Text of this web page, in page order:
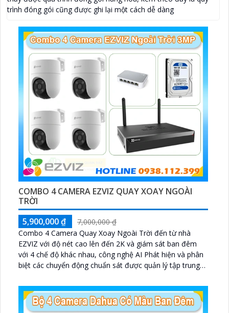
trình đóng gói cũng được ghi lại một cách dễ dàng
COMBO 4 CAMERA EZVIZ QUAY XOAY NGOÀI
TRỜI
5,900,000 ₫
7,000,000 ₫
Combo 4 Camera Quay Xoay Ngoài Trời đến từ nhà
EZVIZ với độ nét cao lên đến 2K và giám sát ban đêm
với 4 chế độ khác nhau, công nghệ AI Phát hiện và phân
biệt các chuyển động chuẩn sát được quản lý tập trung